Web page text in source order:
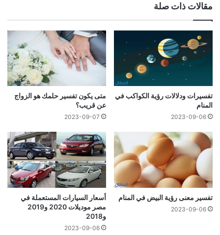
مقالات ذات صلة
تفسيرات ودلالات رؤية الكواكب في
المنام
2023-09-06
متى يكون تفسير حلمك هو الزواج
عن قريب؟
2023-09-07
تفسير معنى رؤية البيض في المنام
2023-09-06
أسعار السيارات المستعملة في
مصر موديلات 2020 و2019
و2018
2023-09-06